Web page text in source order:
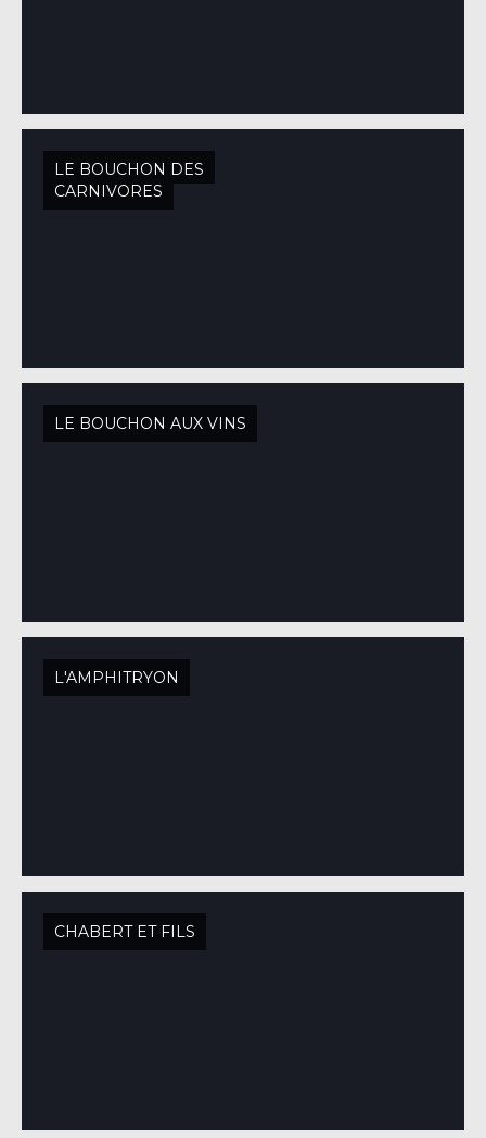
LE BOUCHON DES
CARNIVORES
LE BOUCHON AUX VINS
L'AMPHITRYON
CHABERT ET FILS